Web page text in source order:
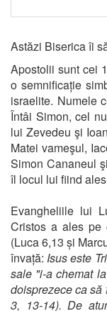
Astăzi Biserica îi
Apostolii sunt cei
o semnificație
israelite. Numele
Întâi Simon, cel
lui Zevedeu şi
Matei vameşul,
Simon Cananeul
îl locul lui fiind
Evangheliile lui
Cristos a ales pe
(Luca 6,13 și
învață: Isus este
sale "i-a chemat
doisprezece ca să
3, 13-14). De